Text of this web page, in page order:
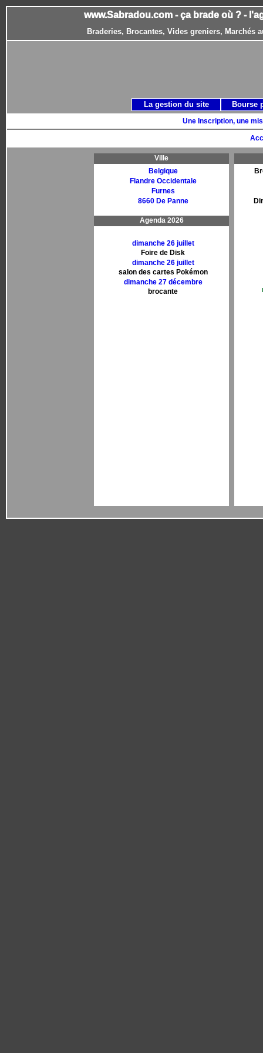
www.Sabradou.com - ça brade où ? -
Braderies, Brocantes, Vides greniers, Marchés
Une Inscription, une
Ville
Belgique
Flandre Occidentale
Furnes
8660 De Panne
Agenda 2026
dimanche 26 juillet
Foire de Disk
dimanche 26 juillet
salon des cartes Pokémon
dimanche 27 décembre
brocante
La gestion du site Bourse